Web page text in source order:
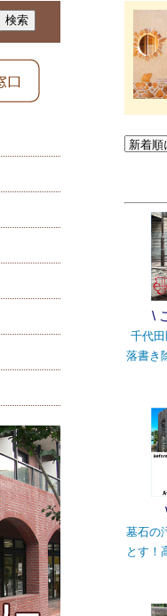
\
千代
落書き
墓石の
とす！